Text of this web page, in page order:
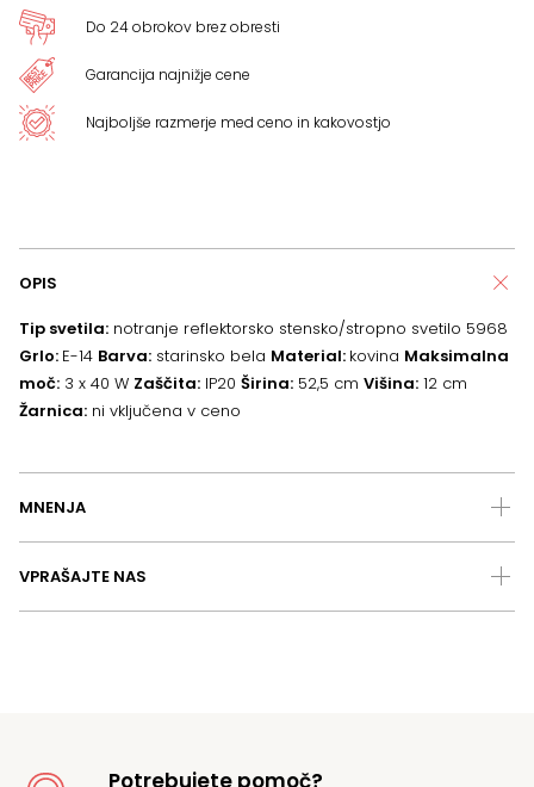
Do 24 obrokov brez obresti
Garancija najnižje cene
Najboljše razmerje med ceno in kakovostjo
OPIS
Tip svetila: notranje reflektorsko stensko/stropno svetilo 5968
Grlo: E-14 Barva: starinsko bela Material: kovina Maksimalna
moč: 3 x 40 W Zaščita: IP20 Širina: 52,5 cm Višina: 12 cm
Žarnica: ni vključena v ceno
MNENJA
VPRAŠAJTE NAS
Potrebujete pomoč?